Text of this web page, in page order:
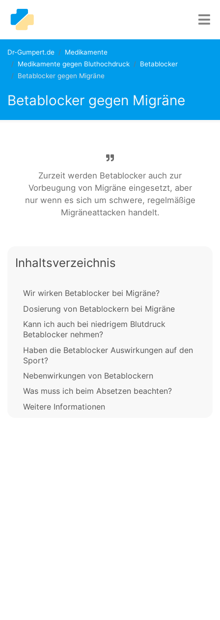
Dr-Gumpert.de
Medikamente
Medikamente gegen Bluthochdruck
Betablocker
Betablocker gegen Migräne
Betablocker gegen Migräne
Zurzeit werden Betablocker auch zur
Vorbeugung von Migräne eingesetzt, aber
nur wenn es sich um schwere, regelmäßige
Migräneattacken handelt.
Inhaltsverzeichnis
Wir wirken Betablocker bei Migräne?
Dosierung von Betablockern bei Migräne
Kann ich auch bei niedrigem Blutdruck
Betablocker nehmen?
Haben die Betablocker Auswirkungen auf den
Sport?
Nebenwirkungen von Betablockern
Was muss ich beim Absetzen beachten?
Weitere Informationen